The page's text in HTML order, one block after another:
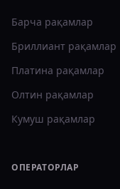
Барча рақамлар
Бриллиант рақамлар
Платина рақамлар
Олтин рақамлар
Кумуш рақамлар
ОПЕРАТОРЛАР